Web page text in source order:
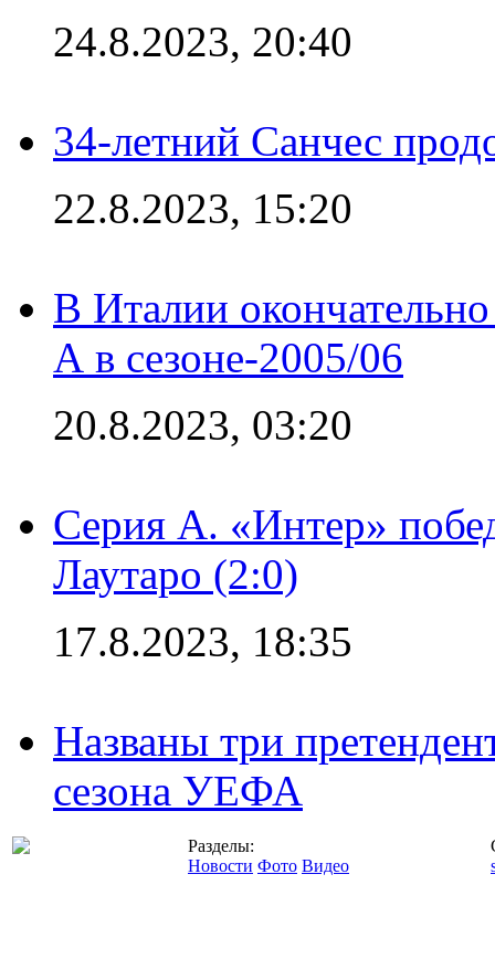
24.8.2023, 20:40
34-летний Санчес
22.8.2023, 15:20
В Италии
А в сезоне-2005/06
20.8.2023, 03:20
Серия А. «Интер»
Лаутаро (2:0)
17.8.2023, 18:35
Названы три
сезона УЕФА
Разделы:
Новости Фото Видео